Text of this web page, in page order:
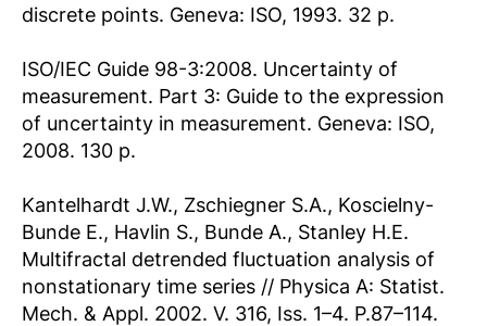
discrete points. Geneva: ISO, 1993. 32 p.
ISO/IEC Guide 98-3:2008. Uncertainty of
measurement. Part 3: Guide to the expression
of uncertainty in measurement. Geneva: ISO,
2008. 130 p.
Kantelhardt J.W., Zschiegner S.A., Koscielny-
Bunde E., Havlin S., Bunde A., Stanley H.E.
Multifractal detrended fluctuation analysis of
nonstationary time series // Physica A: Statist.
Mech. & Appl. 2002. V. 316, Iss. 1–4. P.87–114.